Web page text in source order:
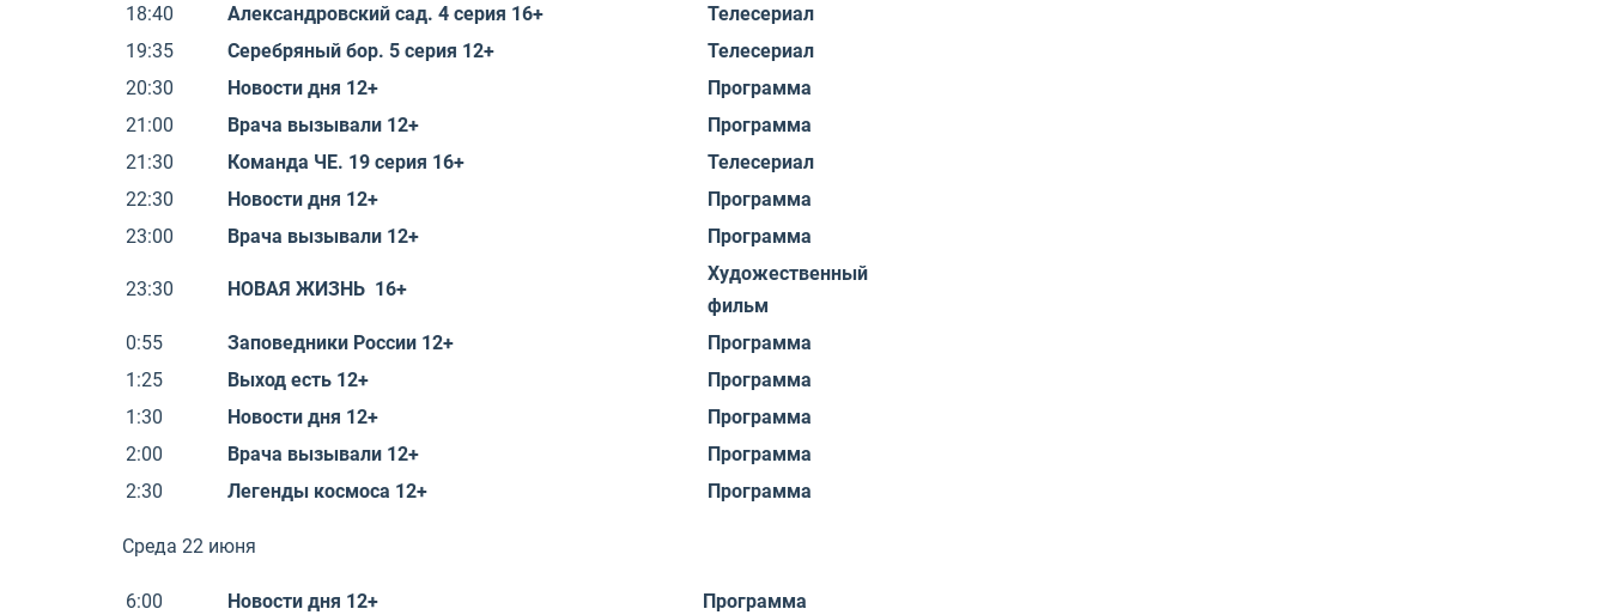
18:40
Александровский сад. 4 серия 16+
Телесериал
19:35
Серебряный бор. 5 серия 12+
Телесериал
20:30
Новости дня 12+
Программа
21:00
Врача вызывали 12+
Программа
21:30
Команда ЧЕ. 19 серия 16+
Телесериал
22:30
Новости дня 12+
Программа
23:00
Врача вызывали 12+ Программа
23:30 НОВАЯ ЖИЗНЬ 16+
Художественный
фильм
0:55
Заповедники России 12+
Программа
1:25
Выход есть 12+
Программа
1:30
Новости дня 12+
Программа
2:00
Врача вызывали 12+
Программа
2:30
Легенды космоса 12+ Программа
Среда 22 июня
6:00 Новости дня 12+
Программа